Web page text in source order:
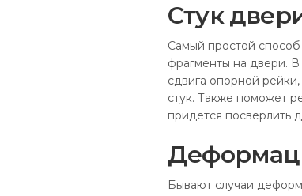
Стук
Самый простой
фрагменты на двери.
сдвига опорной
стук. Также поможет
придется посверлить
Бывают случаи